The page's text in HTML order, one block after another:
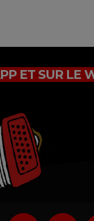
ET SUR LE